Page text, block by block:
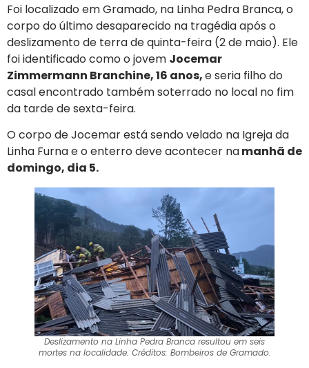
Foi localizado em Gramado, na Linha Pedra Branca, o
corpo do último desaparecido na tragédia após o
deslizamento de terra de quinta-feira (2 de maio). Ele
foi identificado como o jovem Jocemar
Zimmermann Branchine, 16 anos,e seria filho do
casal encontrado também soterrado no local no fim
da tarde de sexta-feira.
O corpo de Jocemar está sendo velado na Igreja da
Linha Furna e o enterro deve acontecer namanhã de
domingo, dia 5.
Deslizamento na Linha Pedra Branca resultou em seis
mortes na localidade. Créditos: Bombeiros de Gramado.